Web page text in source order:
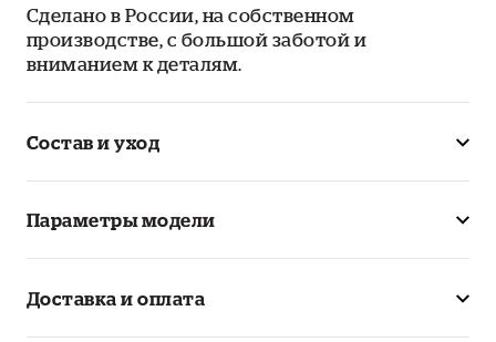
Сделано в России, на собственном
производстве, с большой заботой и
вниманием к деталям.
Состав и уход
Параметры модели
Доставка и оплата